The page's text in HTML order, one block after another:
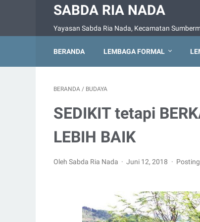
SABDA RIA NADA
Yayasan Sabda Ria Nada, Kecamatan
BERANDA LEMBAGA FORMAL
BERANDA / BUDAYA
SEDIKIT tetapi
LEBIH BAIK
Oleh Sabda Ria Nada Juni 12, 2018